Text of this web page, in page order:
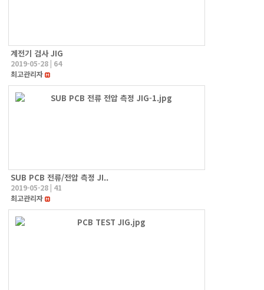
계전기 검사 JIG
2019-05-28 | 64
최고관리자
SUB PCB 전류/전압 측정 JI..
2019-05-28 | 41
최고관리자